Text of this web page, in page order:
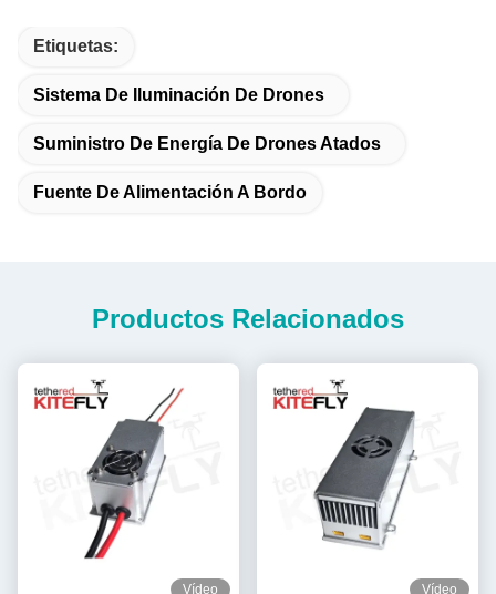
Etiquetas:
Sistema De Iluminación De Drones
Suministro De Energía De Drones Atados
Fuente De Alimentación A Bordo
Productos Relacionados
Vídeo Vídeo